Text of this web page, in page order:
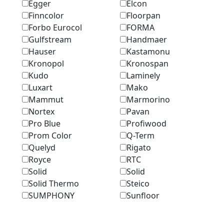
Egger
Elcon
Finncolor
Floorpan
Forbo Eurocol
FORMA
Gulfstream
Handmaer
Hauser
Kastamonu
Kronopol
Kronospan
Kudo
Laminely
Luxart
Mako
Mammut
Marmоrino
Nortex
Pavan
Pro Blue
Profiwood
Prom Color
Q-Term
Quelyd
Rigato
Royce
RTC
Solid
Solid
Solid Thermo
Steico
SUMPHONY
Sunfloor